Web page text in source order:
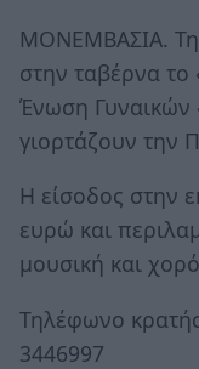
ΜΟΝΕΜΒΑΣΙΑ.
στην ταβέρνα
Ένωση Γυναικών
γιορτάζουν την
Η είσοδος στην
ευρώ και
μουσική και
Τηλέφωνο
3446997